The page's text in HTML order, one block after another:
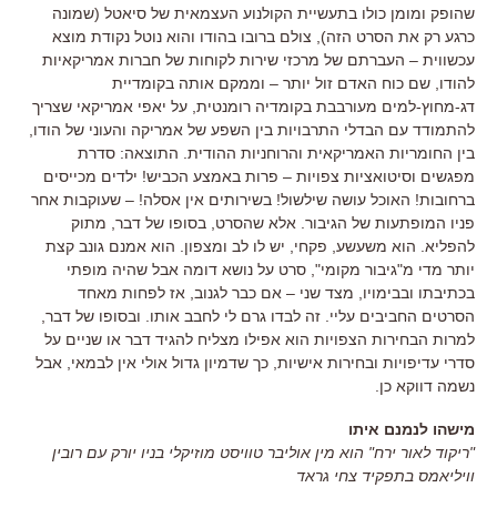
שהופק ומומן כולו בתעשיית הקולנוע העצמאית של סיאטל (שמונה
כרגע רק את הסרט הזה), צולם ברובו בהודו והוא נוטל נקודת מוצא
עכשווית – העברתם של מרכזי שירות לקוחות של חברות אמריקאיות
להודו, שם כוח האדם זול יותר – וממקם אותה בקומדיית
דג-מחוץ-למים מעורבבת בקומדיה רומנטית, על יאפי אמריקאי שצריך
להתמודד עם הבדלי התרבויות בין השפע של אמריקה והעוני של הודו,
בין החומריות האמריקאית והרוחניות ההודית. התוצאה: סדרת
מפגשים וסיטואציות צפויות – פרות באמצע הכביש! ילדים מכייסים
ברחובות! האוכל עושה שילשול! בשירותים אין אסלה! – שעוקבות אחר
פניו המופתעות של הגיבור. אלא שהסרט, בסופו של דבר, מתוק
להפליא. הוא משעשע, פקחי, יש לו לב ומצפון. הוא אמנם גונב קצת
יותר מדי מ"גיבור מקומי", סרט על נושא דומה אבל שהיה מופתי
בכתיבתו ובבימויו, מצד שני – אם כבר לגנוב, אז לפחות מאחד
הסרטים החביבים עליי. זה לבדו גרם לי לחבב אותו. ובסופו של דבר,
למרות הבחירות הצפויות הוא אפילו מצליח להגיד דבר או שניים על
סדרי עדיפויות ובחירות אישיות, כך שדמיון גדול אולי אין לבמאי, אבל
נשמה דווקא כן.
מישהו לנמנם איתו
"ריקוד לאור ירח" הוא מין אוליבר טוויסט מוזיקלי בניו יורק עם רובין
וויליאמס בתפקיד צחי גראד